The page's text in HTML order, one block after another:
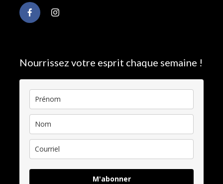
Nourrissez votre esprit chaque semaine !
M'abonner